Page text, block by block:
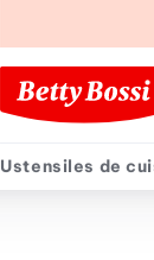
Menu
Ustensiles de